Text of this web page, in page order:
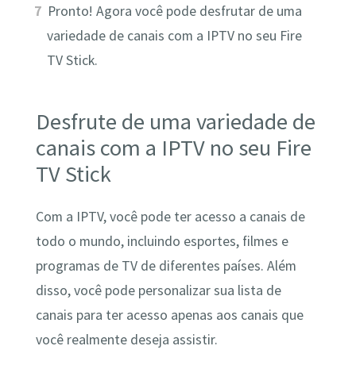
Pronto! Agora você pode desfrutar de uma
variedade de canais com a IPTV no seu Fire
TV Stick.
Desfrute de uma variedade de
canais com a IPTV no seu Fire
TV Stick
Com a IPTV, você pode ter acesso a canais de
todo o mundo, incluindo esportes, filmes e
programas de TV de diferentes países. Além
disso, você pode personalizar sua lista de
canais para ter acesso apenas aos canais que
você realmente deseja assistir.